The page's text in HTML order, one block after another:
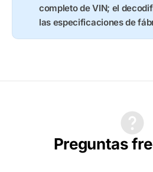
completo de VIN; el
las especificaciones de
Preguntas